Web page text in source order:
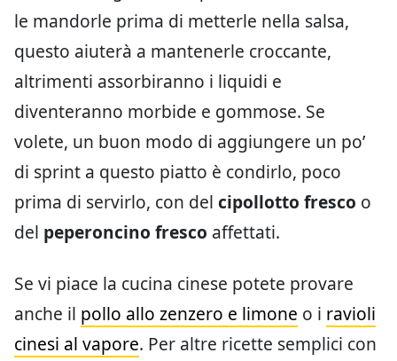
le mandorle prima di metterle nella salsa,
questo aiuterà a mantenerle croccante,
altrimenti assorbiranno i liquidi e
diventeranno morbide e gommose. Se
volete, un buon modo di aggiungere un po’
di sprint a questo piatto è condirlo, poco
prima di servirlo, con del cipollotto fresco o
del peperoncino fresco affettati.
Se vi piace la cucina cinese potete provare
anche il pollo allo zenzero e limone o i ravioli
cinesi al vapore. Per altre ricette semplici con